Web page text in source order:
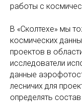
работы с
В «Сколтехе» мы
космических
проектов в
исследователи
данные
лесничих для
определять